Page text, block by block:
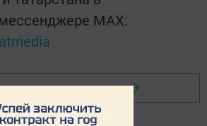
MАХ:
на страницу новости